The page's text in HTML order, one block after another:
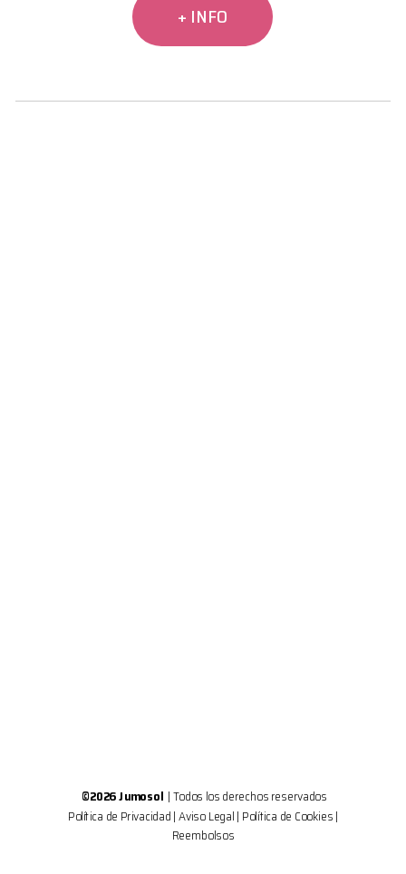
+ INFO
©2026 Jumosol | Todos los derechos reservados
Política de Privacidad|Aviso Legal| Política de Cookies|
Reembolsos